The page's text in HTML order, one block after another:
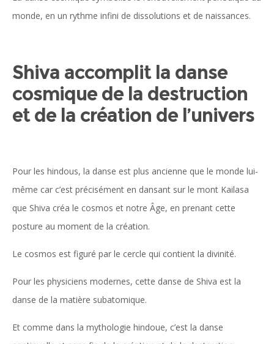
monde, en un rythme infini de dissolutions et de naissances.
Shiva accomplit la danse
cosmique de la destruction
et de la création de l’univers
Pour les hindous, la danse est plus ancienne que le monde lui-
même car c’est précisément en dansant sur le mont Kailasa
que Shiva créa le cosmos et notre Âge, en prenant cette
posture au moment de la création.
Le cosmos est figuré par le cercle qui contient la divinité.
Pour les physiciens modernes, cette danse de Shiva est la
danse de la matière subatomique.
Et comme dans la mythologie hindoue, c’est la danse